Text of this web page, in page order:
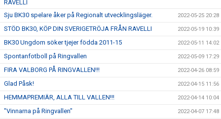
RAVELLI
Sju BK30 spelare åker på Regionalt utvecklingsläger. 2022-05-25 20:28
STÖD BK30, KÖP DIN SVERIGETRÖJA FRÅN RAVELLI 2022-05-19 10:39
BK30 Ungdom söker tjejer födda 2011-15 2022-05-11 14:02
Spontanfotboll på Ringvallen 2022-05-09 17:29
FIRA VALBORG PÅ RINGVALLEN!!! 2022-04-26 08:59
Glad Påsk! 2022-04-15 11:56
HEMMAPREMIÄR, ALLA TILL VALLEN!!! 2022-04-14 10:04
"Vinnarna på Ringvallen" 2022-04-07 17:48